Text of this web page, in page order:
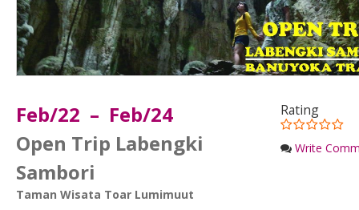
Rating
Write
Feb/22 – Feb/24
Open Trip Labengki
Sambori
Taman Wisata Toar Lumimuut